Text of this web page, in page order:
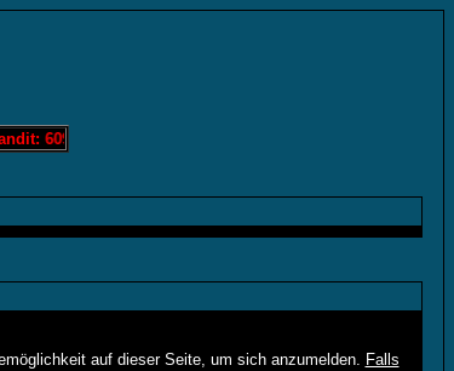
60963 Löschis Slotmachine: 3000 Löschis Lotto:
auf dieser Seite, um sich anzumelden. Falls